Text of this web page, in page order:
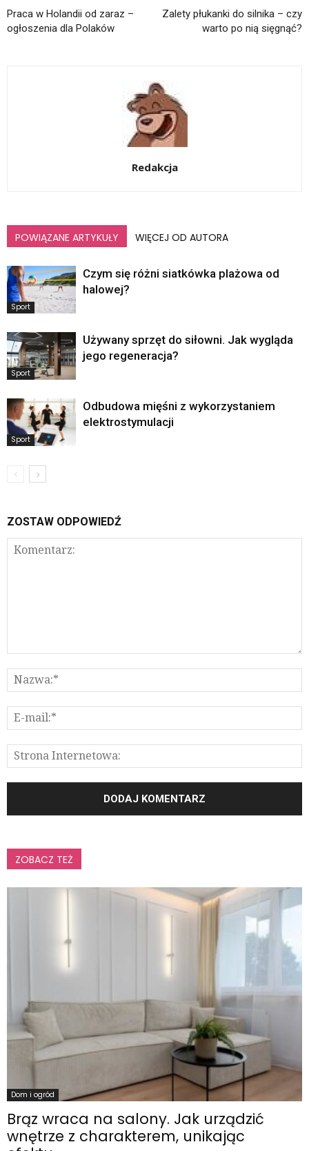
Praca w Holandii od zaraz –
ogłoszenia dla Polaków
Zalety płukanki do silnika – czy
warto po nią sięgnąć?
Redakcja
POWIĄZANE ARTYKUŁY WIĘCEJ OD AUTORA
Sport
Czym się różni siatkówka plażowa od
halowej?
Sport
Używany sprzęt do siłowni. Jak wygląda
jego regeneracja?
Sport
Odbudowa mięśni z wykorzystaniem
elektrostymulacji
ZOSTAW ODPOWIEDŹ
ZOBACZ TEŻ
Dom i ogród
Brąz wraca na salony. Jak urządzić
wnętrze z charakterem, unikając